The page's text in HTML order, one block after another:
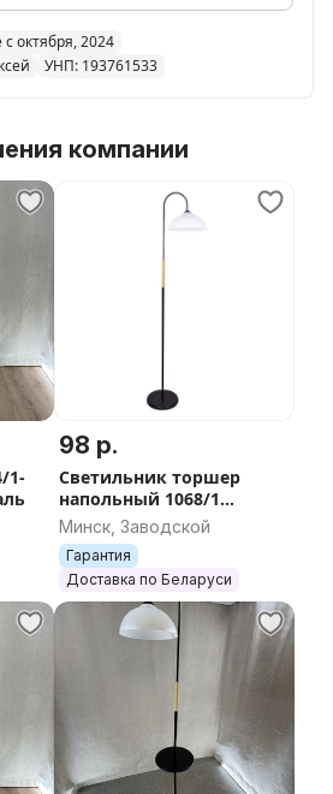
октября, 2024
УНП: 193761533
компании
1-
98 р.
Светильник торшер
напольный 1068/1
Черный
Минск, Заводской
Гарантия
Доставка по Беларуси